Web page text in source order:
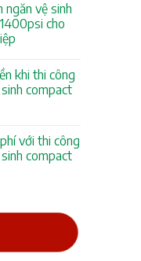
ngăn vệ sinh
cho
khi thi công
compact
với thi công
compact